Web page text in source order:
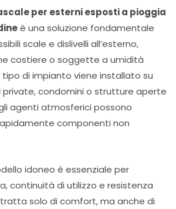
per esterni esposti a pioggia
è una soluzione fondamentale
scale e dislivelli all’esterno,
costiere o soggette a umidità
di impianto viene installato su
private, condomini o strutture aperte
agenti atmosferici possono
componenti non
idoneo è essenziale per
continuità di utilizzo e resistenza
solo di comfort, ma anche di